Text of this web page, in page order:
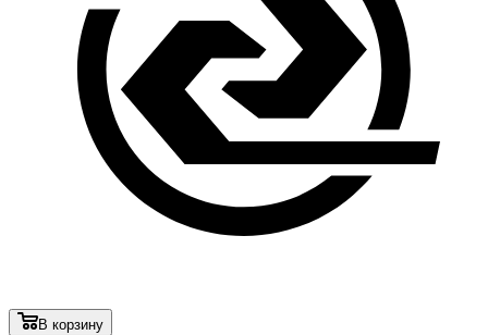
В корзину